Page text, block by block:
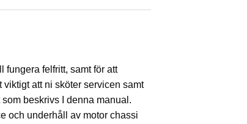
fungera felfritt, samt för att
att ni sköter servicen samt
beskrivs I denna manual.
och underhåll av motor chassi